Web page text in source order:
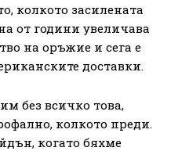
колкото засилената
от години увеличава
на оръжие и сега е
доставки.
без всичко това,
колкото преди.
когато бяхме